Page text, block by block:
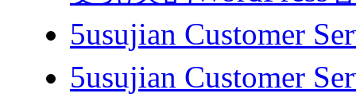
5usujian Customer
5usujian Customer